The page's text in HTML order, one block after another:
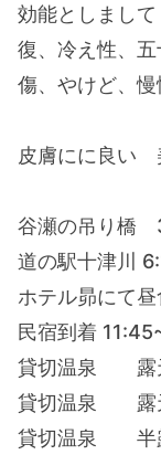
効能としまし
復、冷え性、
傷、やけど、
皮膚にに良い
谷瀬の吊り橋
道の駅十津川
ホテル昴にて
民宿到着
貸切温泉 露
貸切温泉 露
貸切温泉 半